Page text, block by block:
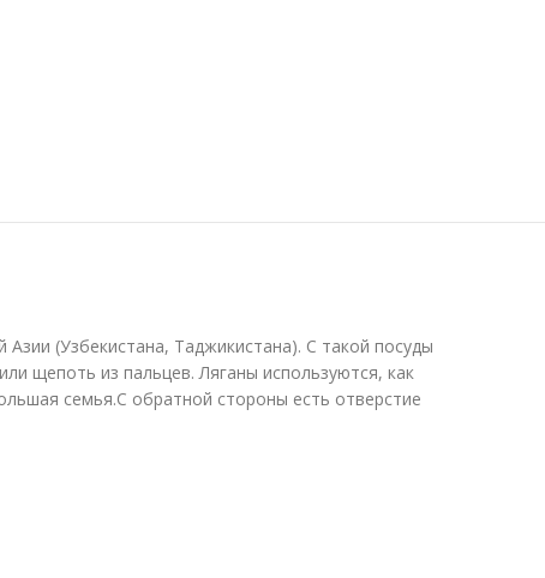
(Узбекистана, Таджикистана). С такой посуды
щепоть из пальцев. Ляганы используются, как
семья.С обратной стороны есть отверстие